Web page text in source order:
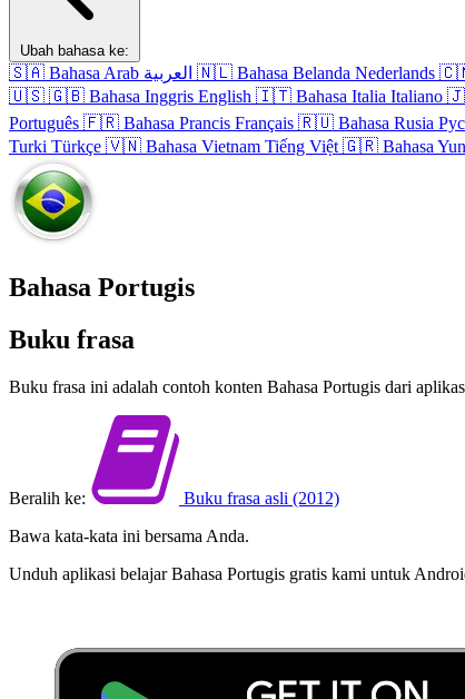
Ubah bahasa ke:
🇸🇦 Bahasa Arab العربية 🇳🇱 Bahasa Belanda Nederlands
🇺🇸 🇬🇧 Bahasa Inggris English 🇮🇹 Bahasa Italia Italiano
Português 🇫🇷 Bahasa Prancis Français 🇷🇺 Bahasa Rusia
Turki Türkçe 🇻🇳 Bahasa Vietnam Tiếng Việt 🇬🇷 Bahasa
Bahasa Portugis
Buku frasa
Buku frasa ini adalah contoh konten Bahasa Portugis dari
Beralih ke:
Buku frasa asli (2012)
Bawa kata-kata ini bersama Anda.
Unduh aplikasi belajar Bahasa Portugis gratis kami untuk